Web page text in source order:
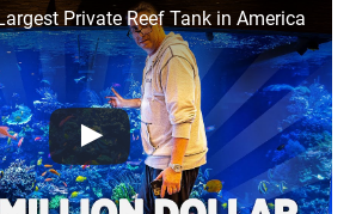
Private Reef Tank in America